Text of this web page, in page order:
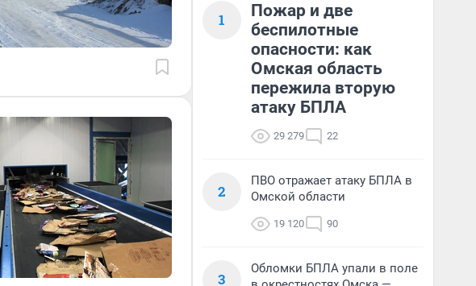
1
Пожар и две
беспилотные
опасности: как
Омская область
пережила вторую
атаку БПЛА
29 279 22
2
ПВО отражает атаку БПЛА в
Омской области
19 120 90
3
Обломки БПЛА упали в поле